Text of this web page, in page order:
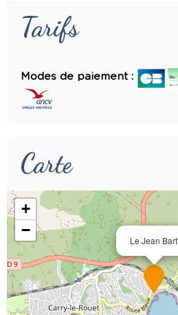
Tarifs
Modes de paiement :
Carte
Le Jean Bart
+
−